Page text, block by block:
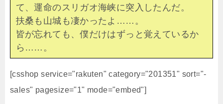
て、運命のスリガオ海峡に突入したんだ。
扶桑も山城も凄かったよ……。
皆が忘れても、僕だけはずっと覚えているか
ら……。
[csshop service="rakuten" category="201351" sort="-
sales" pagesize="1" mode="embed"]